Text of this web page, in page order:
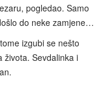
pogledao. Samo
do neke zamjene…
izgubi se nešto
života. Sevdalinka i